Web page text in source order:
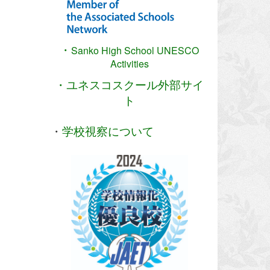
・Sanko High School UNESCO
Activities
・ユネスコスクール外部サイ
ト
・ 学校視察について